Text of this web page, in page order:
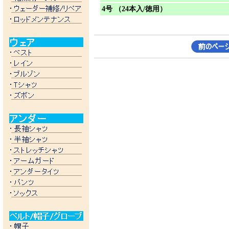
4号 （24本入/徳用）